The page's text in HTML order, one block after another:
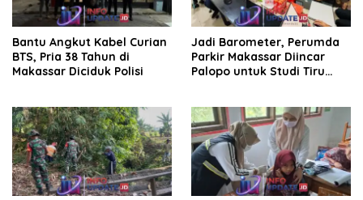
Bantu Angkut Kabel Curian
BTS, Pria 38 Tahun di
Makassar Diciduk Polisi
Jadi Barometer, Perumda
Parkir Makassar Diincar
Palopo untuk Studi Tiru